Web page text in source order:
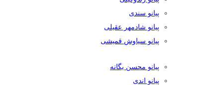
پیانو سندی
پیانو شادمهر عقیلی
پیانو سیاوش قمیشی
پیانو محسن یگانه
پیانو اندی